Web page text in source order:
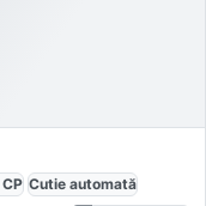
CP Cutie automată